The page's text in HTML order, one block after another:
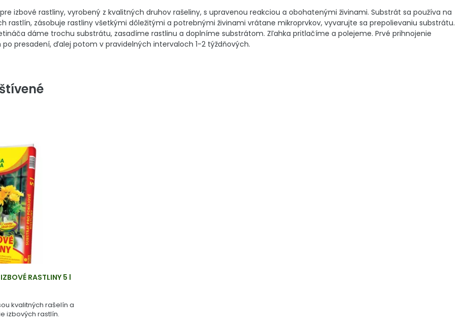
izbové rastliny, vyrobený z kvalitných druhov rašeliny, s upravenou reakciou a obohatenými živinami. Substrát sa používa na
rastlín, zásobuje rastliny všetkými dôležitými a potrebnými živinami vrátane mikroprvkov, vyvarujte sa prepolievaniu substrátu.
dáme trochu substrátu, zasadíme rastlinu a doplníme substrátom. Zľahka pritlačíme a polejeme. Prvé prihnojenie
presadení, ďalej potom v pravidelných intervaloch 1-2 týždňových.
RASTLINY 5 l
kvalitných rašelín a
izbových rastlín.